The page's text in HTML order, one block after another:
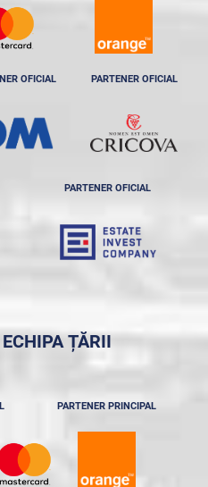
OFICIAL PARTENER OFICIAL
PARTENER OFICIAL
ȚĂRII
PARTENER PRINCIPAL